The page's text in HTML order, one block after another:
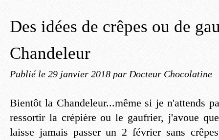
Des idées de crêpes ou de
Chandeleur
Publié le 29 janvier 2018 par Docteur Chocolatine
Bientôt la Chandeleur...même si je n'attends
ressortir la crépière ou le gaufrier, j'avoue
laisse jamais passer un 2 février sans